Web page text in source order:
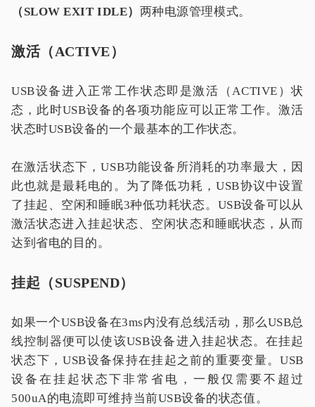
（SLOW EXIT IDLE） 两种电源管理模式。
激活（ACTIVE）
USB设备进入正常工作状态即是激活（ACTIVE）状
态，此时USB设备的各项功能应可以正常工作。激活
状态时USB设备的一个最基本的工作状态。
在激活状态下，USB功能设备所消耗的功率最大，因
此也就是最耗电的。为了降低功耗，USB协议中设置
了挂起、空闲和睡眠3种低功耗状态。USB设备可以从
激活状态进入挂起状态、空闲状态和睡眠状态，从而
达到省电的目的。
挂起（SUSPEND）
如果一个USB设备在3ms内没有总线活动，那么USB总
线控制器便可以使该USB设备进入挂起状态。在挂起
状态下，USB设备保持在挂起之前的重要变量。USB
设备在挂起状态下非常省电，一般仅需要不超过
500uA的电流即可维持当前USB设备的状态值。